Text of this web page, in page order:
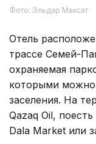
Фото: Эльдар Максат
Отель
трассе Семей-
охраняемая
которыми можно
заселения. На
Qazaq Oil,
Dala Market или